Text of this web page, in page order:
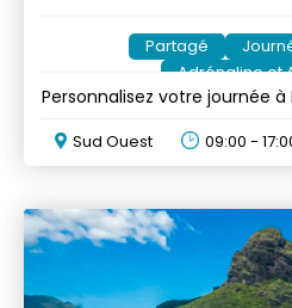
Partagé
Adrénaline et
Personnalisez votre journée
Sud Ouest 09:00 -